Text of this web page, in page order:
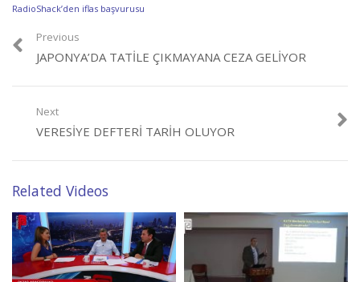
RadioShack’den iflas başvurusu
Previous
JAPONYA’DA TATILE ÇIKMAYANA CEZA GELIYOR
Next
VERESIYE DEFTERI TARIH OLUYOR
Related Videos